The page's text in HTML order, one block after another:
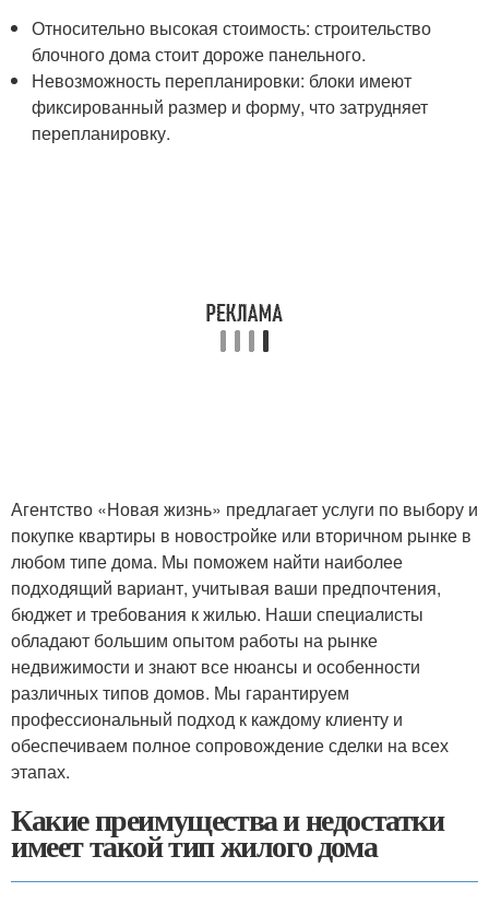
Относительно высокая стоимость: строительство
блочного дома стоит дороже панельного.
Невозможность перепланировки: блоки имеют
фиксированный размер и форму, что затрудняет
перепланировку.
Агентство «Новая жизнь» предлагает услуги по выбору и
покупке квартиры в новостройке или вторичном рынке в
любом типе дома. Мы поможем найти наиболее
подходящий вариант, учитывая ваши предпочтения,
бюджет и требования к жилью. Наши специалисты
обладают большим опытом работы на рынке
недвижимости и знают все нюансы и особенности
различных типов домов. Мы гарантируем
профессиональный подход к каждому клиенту и
обеспечиваем полное сопровождение сделки на всех
этапах.
Какие преимущества и недостатки
имеет такой тип жилого дома